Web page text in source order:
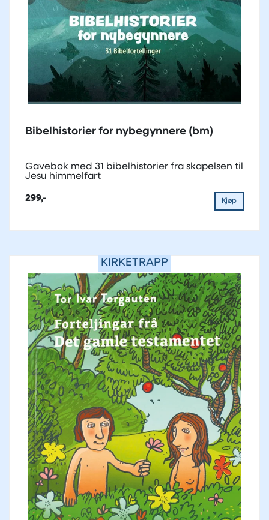
Bibelhistorier for nybegynnere (bm)
Gavebok med 31 bibelhistorier fra skapelsen til
Jesu himmelfart
299,- Kjøp
KIRKETRAPP